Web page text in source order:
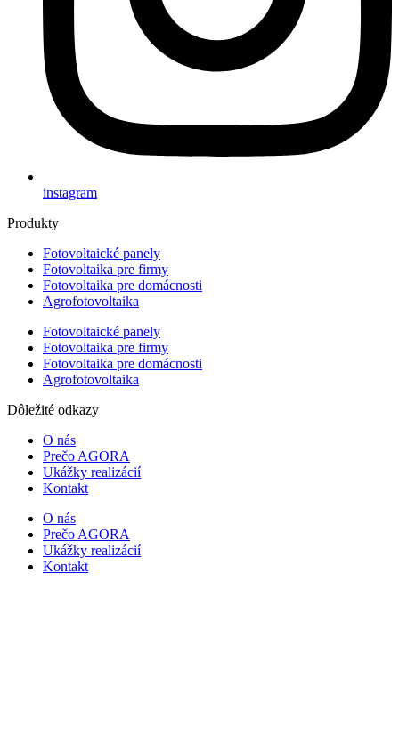
instagram
Produkty
Fotovoltaické panely
Fotovoltaika pre firmy
Fotovoltaika pre domácnosti
Agrofotovoltaika
Fotovoltaické panely
Fotovoltaika pre firmy
Fotovoltaika pre domácnosti
Agrofotovoltaika
Dôležité odkazy
O nás
Prečo AGORA
Ukážky realizácií
Kontakt
O nás
Prečo AGORA
Ukážky realizácií
Kontakt